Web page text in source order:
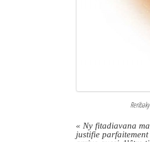
« Ny fitadiavana
justifie